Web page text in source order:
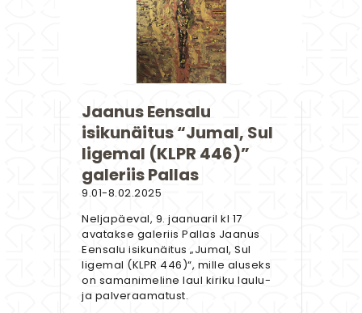
ÕPPIMINE
TUNNIPLAAN
LASTEKUNSTIKOOL
KONTAKT
STUUDIUM
Jaanus Eensalu
isikunäitus “Jumal, Sul
ligemal (KLPR 446)”
galeriis Pallas
9.01-8.02.2025
Neljapäeval, 9. jaanuaril kl 17
avatakse galeriis Pallas Jaanus
Eensalu isikunäitus „Jumal, Sul
ligemal (KLPR 446)“, mille aluseks
on samanimeline laul kiriku laulu-
ja palveraamatust.